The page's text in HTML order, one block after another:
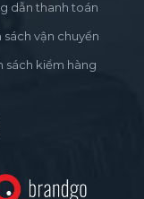
dẫn thanh toán
sách vận chuyển
sách kiểm hàng